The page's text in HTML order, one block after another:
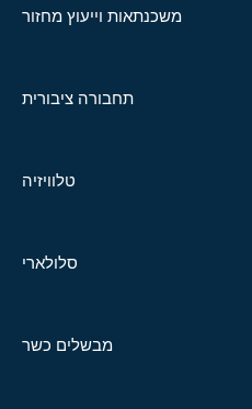
משכנתאות וייעוץ מחזור
תחבורה ציבורית
טלוויזיה
סלולארי
מבשלים כשר